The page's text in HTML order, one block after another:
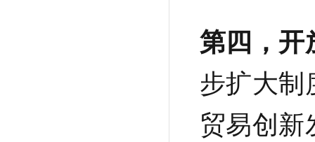
第四，开
步扩大制
贸易创